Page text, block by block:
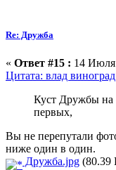
Re: Дружба
« Ответ #15 : 14 Июля
Цитата: влад
Куст Дружбы на
первых,
Вы не перепутали
ниже один в один.
Дружба.jpg (80.39